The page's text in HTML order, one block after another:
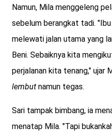
Namun, Mila menggeleng
sebelum berangkat tadi.
melewati jalan utama yang
Beni. Sebaiknya kita
perjalanan kita tenang," ujar
lembut namun tegas.
Sari tampak bimbang, ia
menatap Mila. "Tapi